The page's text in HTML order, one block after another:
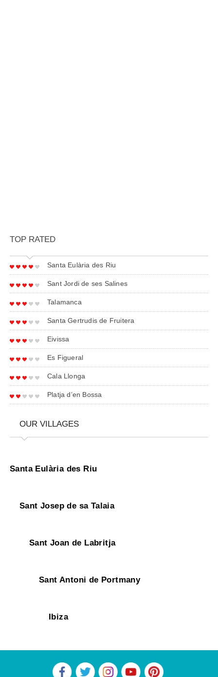
TOP RATED
Santa Eulària des Riu
Sant Jordi de ses Salines
Talamanca
Santa Gertrudis de Fruitera
Eivissa
Es Figueral
Cala Llonga
Platja d’en Bossa
OUR VILLAGES
Santa Eulària des Riu
Sant Josep de sa Talaia
Sant Joan de Labritja
Sant Antoni de Portmany
Ibiza